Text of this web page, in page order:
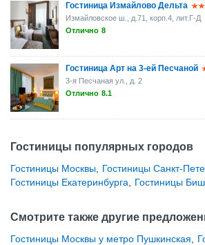
Гостиница Измайлово Дельта
Измайловское ш., д.71, корп.4, лит.Г-Д
Отлично 8
Гостиница Арт на 3-ей Песчаной
3-я Песчаная ул., д. 2
Отлично 8.1
Гостиницы популярных городов
Гостиницы Москвы Гостиницы Санкт-
Гостиницы Екатеринбурга
Гостиницы
Смотрите также другие
Гостиницы Москвы у метро Пушкинская